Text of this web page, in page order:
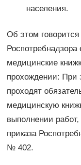
населения.
Об этом говорится
медицинские
прохождении: При
проходят
медицинскую
выполнении
приказа
№ 402.